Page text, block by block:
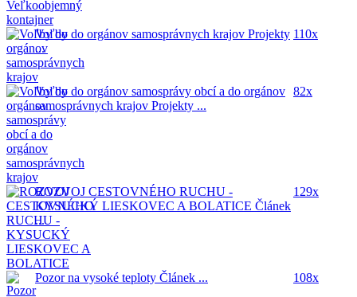
Voľby do orgánov samosprávnych krajov Projekty
...
110x
Voľby do orgánov samosprávy obcí a do orgánov
samosprávnych krajov Projekty ...
82x
ROZVOJ CESTOVNÉHO RUCHU -
KYSUCKÝ LIESKOVEC A BOLATICE Článek
...
129x
Pozor na vysoké teploty Článek ... 108x